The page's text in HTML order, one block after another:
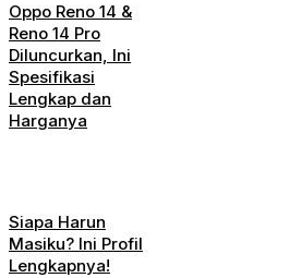
Oppo Reno 14 &
Reno 14 Pro
Diluncurkan, Ini
Spesifikasi
Lengkap dan
Harganya
Siapa Harun
Masiku? Ini Profil
Lengkapnya!